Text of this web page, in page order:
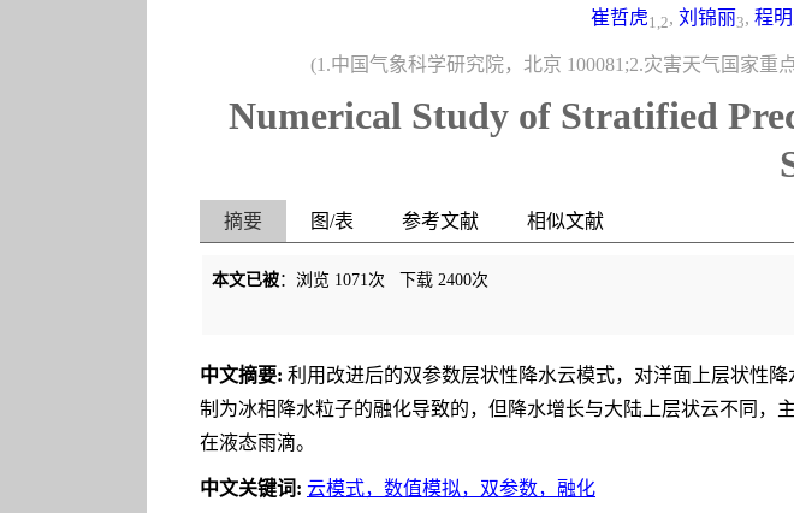
崔哲虎1,2, 刘锦丽3, 程
(1.中国气象科学研究院，北京 100081;2.灾害天气国家重
Numerical Study of Stratified
摘要 图/表 参考文献 相似文献
本文已被：浏览 1071次 下载 2400次
中文摘要: 利用改进后的双参数层状性降水云模式，对洋面上层状性
制为冰相降水粒子的融化导致的，但降水增长与大陆上层状云不同
在液态雨滴。
中文关键词: 云模式，数值模拟，双参数，融化